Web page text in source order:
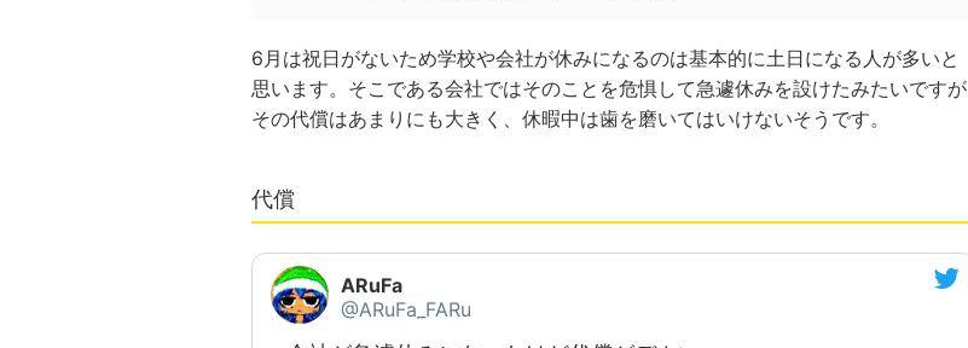
6月は祝日がないため学校や会社が休みになるのは基本的に土日になる人が多いと
思います。そこである会社ではそのことを危惧して急遽休みを設けたみたいですが
その代償はあまりにも大きく、休暇中は歯を磨いてはいけないそうです。
代償
ARuFa
@ARuFa_FARu